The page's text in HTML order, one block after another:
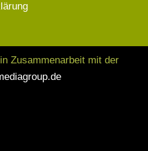
Zusammenarbeit mit der